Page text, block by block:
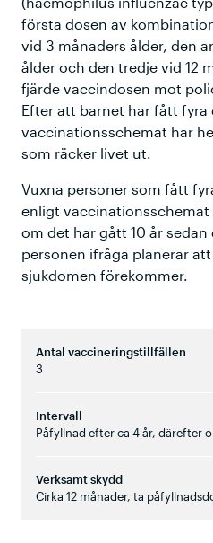
första dosen av
vid 3 månaders ålder, den
ålder och den tredje vid 12
fjärde vaccindosen mot
Efter att barnet har fått fyra
vaccinationsschemat har
som räcker livet ut.
Vuxna personer som fått
enligt
om det har gått 10 år
personen ifråga planerar
sjukdomen förekommer.
Antal vaccineringstillfällen
3
Intervall
Påfyllnad efter ca 4 år, därefter
Verksamt skydd
Cirka 12 månader, ta